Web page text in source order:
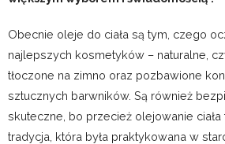
Obecnie oleje do ciała są tym, czego
najlepszych kosmetyków – naturalne,
tłoczone na zimno oraz pozbawione
sztucznych barwników. Są również
skuteczne, bo przecież olejowanie ciała
tradycja, która była praktykowana w